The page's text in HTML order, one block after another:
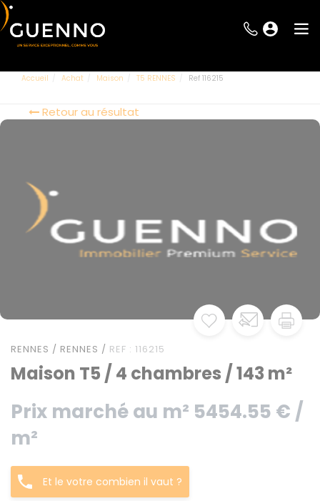
Accueil Achat Maison T5 RENNES Ref 116215
Retour au résultat
RENNES / RENNES / REF : 116215
Maison T5 / 4 chambres / 143 m²
Prix marché au m² 5454.55 € /
m²
Et le votre combien il vaut ?